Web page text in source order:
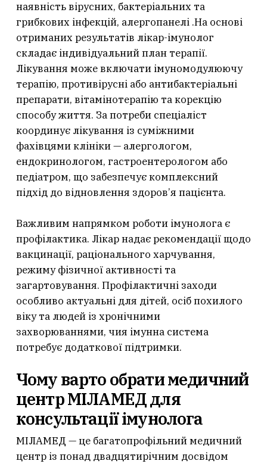
наявність вірусних, бактеріальних та
грибкових інфекцій, алергопанелі .На основі
отриманих результатів лікар-імунолог
складає індивідуальний план терапії.
Лікування може включати імуномодулюючу
терапію, противірусні або антибактеріальні
препарати, вітамінотерапію та корекцію
способу життя. За потреби спеціаліст
координує лікування із суміжними
фахівцями клініки — алергологом,
ендокринологом, гастроентерологом або
педіатром, що забезпечує комплексний
підхід до відновлення здоров’я пацієнта.
Важливим напрямком роботи імунолога є
профілактика. Лікар надає рекомендації щодо
вакцинації, раціонального харчування,
режиму фізичної активності та
загартовування. Профілактичні заходи
особливо актуальні для дітей, осіб похилого
віку та людей із хронічними
захворюваннями, чия імунна система
потребує додаткової підтримки.
Чому варто обрати медичний
центр МІЛАМЕД для
консультації імунолога
МІЛАМЕД — це багатопрофільний медичний
центр із понад двадцятирічним досвідом